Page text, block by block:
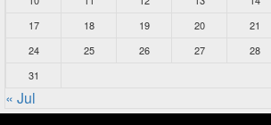
17
18 19 20 21
24
25 26 27 28
31
« Jul